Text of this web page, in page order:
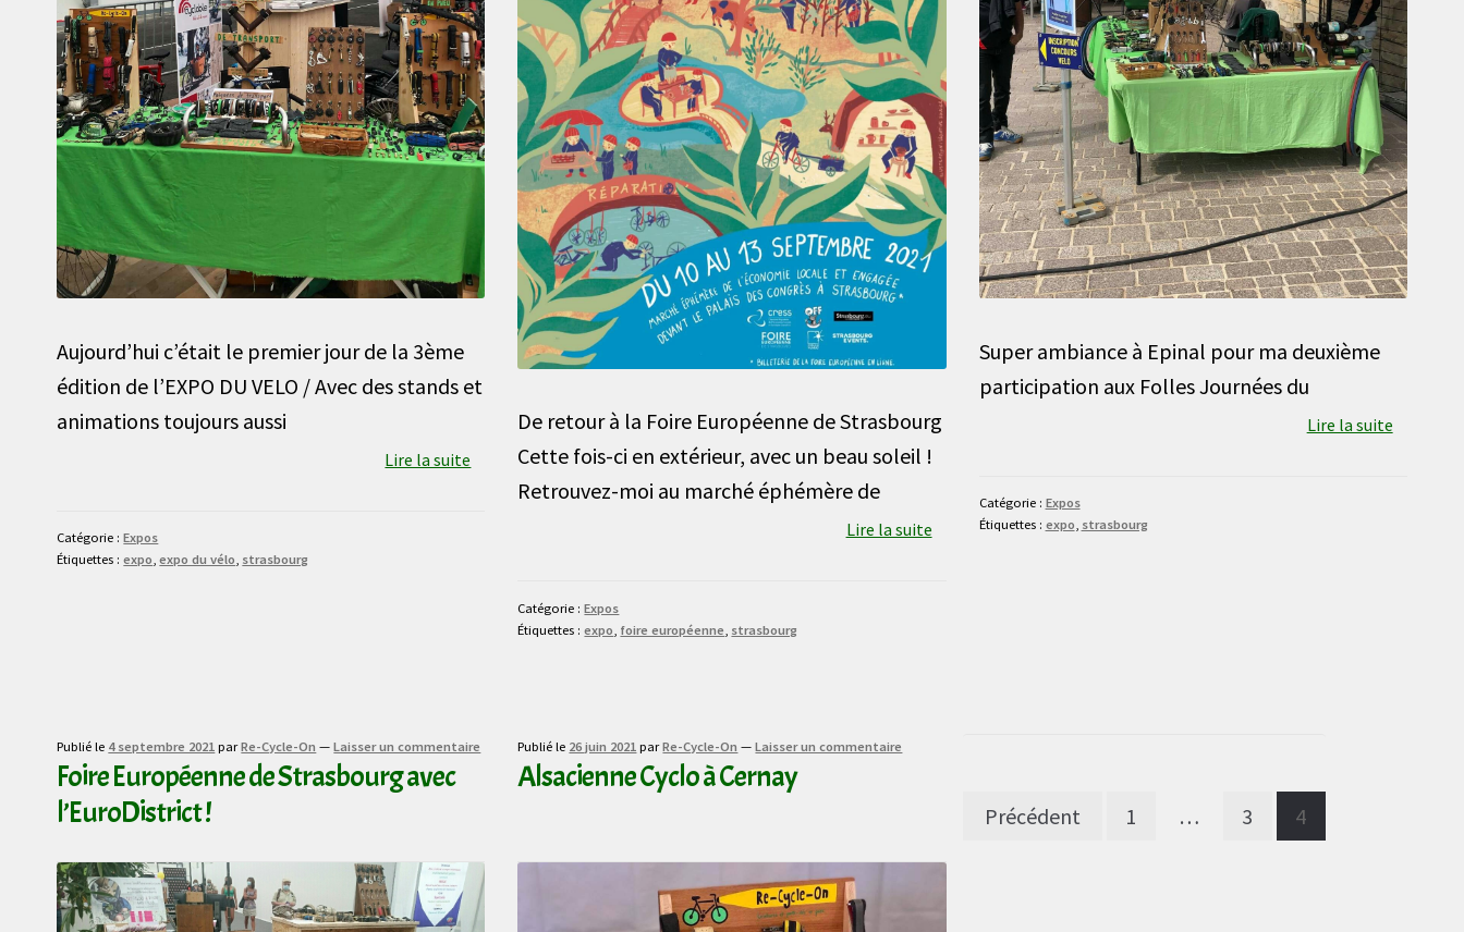
Aujourd’hui c’était le premier jour de la 3ème
édition de l’EXPO DU VELO / Avec des stands et
animations toujours aussi
Lire la suite
Catégorie :Expos
Étiquettes :expo,expo du vélo, strasbourg
De retour à la Foire Européenne de Strasbourg
Cette fois-ci en extérieur, avec un beau soleil !
Retrouvez-moi au marché éphémère de
Lire la suite
Catégorie :Expos
Étiquettes :expo foire européenne strasbourg
Super ambiance à Epinal pour ma deuxième
participation aux Folles Journées du
Lire la suite
Catégorie : Expos
Étiquettes : expo, strasbourg
Publié le 4 septembre 2021 parRe-Cycle-On —Laisser un commentaire
Foire Européenne de Strasbourg avec
l’EuroDistrict !
Publié le 26 juin 2021 parRe-Cycle-On —Laisser un commentaire
Alsacienne Cyclo à Cernay
Pagination
Précédent 1 … 3 4